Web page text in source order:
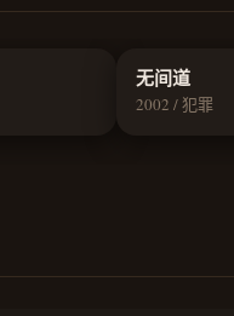
无间道
2002 / 犯罪